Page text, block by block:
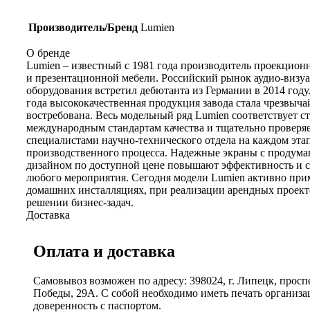
Производитель/Бренд Lumien
О бренде
Lumien – известный с 1981 года производитель
и презентационной мебели. Российский рынок аудио-
оборудования встретил дебютанта из Германии в 2014
года высококачественная продукция завода стала
востребована. Весь модельный ряд Lumien соответствует
международным стандартам качества и тщательно
специалистами научно-технического отдела на каждом
производственного процесса. Надежные экраны с
дизайном по доступной цене повышают эффективность и
любого мероприятия. Сегодня модели Lumien активно
домашних инсталляциях, при реализации арендных
решении бизнес-задач.
Доставка
Оплата и доставка
Самовывоз возможен по адресу: 398024, г. Липецк,
Победы, 29А. С собой необходимо иметь печать
доверенность с паспортом.